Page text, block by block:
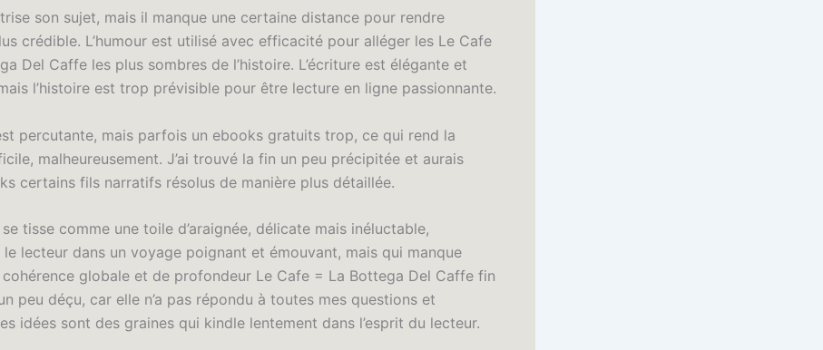
son sujet, mais il manque une certaine distance pour rendre
crédible. L’humour est utilisé avec efficacité pour alléger les Le Cafe
Del Caffe les plus sombres de l’histoire. L’écriture est élégante et
l’histoire est trop prévisible pour être lecture en ligne passionnante.
percutante, mais parfois un ebooks gratuits trop, ce qui rend la
malheureusement. J’ai trouvé la fin un peu précipitée et aurais
certains fils narratifs résolus de manière plus détaillée.
tisse comme une toile d’araignée, délicate mais inéluctable,
lecteur dans un voyage poignant et émouvant, mais qui manque
globale et de profondeur Le Cafe = La Bottega Del Caffe fin
peu déçu, car elle n’a pas répondu à toutes mes questions et
idées sont des graines qui kindle lentement dans l’esprit du lecteur.